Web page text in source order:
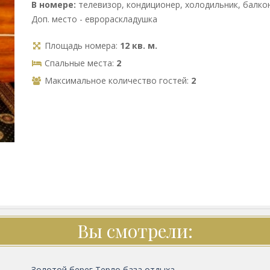
В номере: телевизор, кондиционер, холодильник,
Доп. место - еврораскладушка
Площадь номера: 12 кв. м.
Спальные места: 2
Максимальное количество гостей: 2
Вы смотрели: